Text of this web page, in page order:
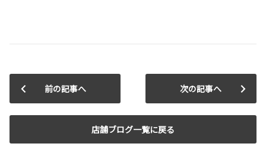
前の記事へ
店舗ブログ一覧に戻る
次の記事へ